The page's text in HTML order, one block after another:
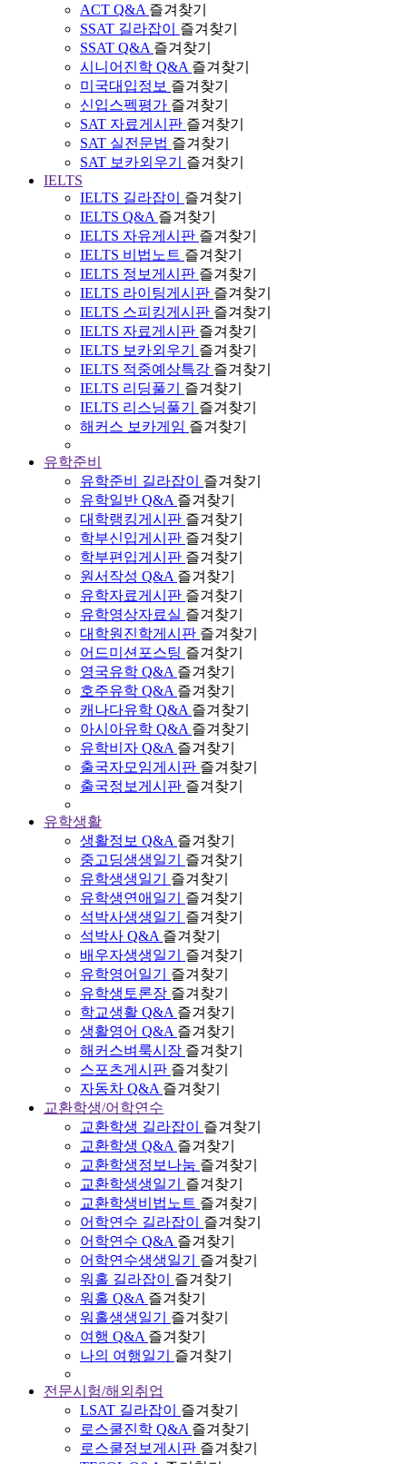
ACT Q&A 즐겨찾기
SSAT 길라잡이
즐겨찾기
SSAT Q&A 즐겨찾기
시니어진학 Q&A 즐겨찾기
미국대입정보 즐겨찾기
신입스펙평가 즐겨찾기
SAT 자료게시판 즐겨찾기
SAT 실전문법 즐겨찾기
SAT 보카외우기
즐겨찾기
IELTS
IELTS 길라잡이
즐겨찾기
IELTS Q&A 즐겨찾기
IELTS 자유게시판 즐겨찾기
IELTS 비법노트 즐겨찾기
IELTS 정보게시판 즐겨찾기
IELTS 라이팅게시판 즐겨찾기
IELTS 스피킹게시판 즐겨찾기
IELTS 자료게시판 즐겨찾기
IELTS 보카외우기
즐겨찾기
IELTS 적중예상특강 즐겨찾기
IELTS 리딩풀기
즐겨찾기
IELTS 리스닝풀기
즐겨찾기
해커스 보카게임 즐겨찾기
유학준비
유학준비 길라잡이
즐겨찾기
유학일반 Q&A 즐겨찾기
대학랭킹게시판 즐겨찾기
학부신입게시판 즐겨찾기
학부편입게시판 즐겨찾기
원서작성 Q&A 즐겨찾기
유학자료게시판 즐겨찾기
유학영상자료실 즐겨찾기
대학원진학게시판 즐겨찾기
어드미션포스팅 즐겨찾기
영국유학 Q&A 즐겨찾기
호주유학 Q&A 즐겨찾기
캐나다유학 Q&A 즐겨찾기
아시아유학 Q&A 즐겨찾기
유학비자 Q&A 즐겨찾기
출국자모임게시판 즐겨찾기
출국정보게시판 즐겨찾기
유학생활
생활정보 Q&A 즐겨찾기
중고딩생생일기
즐겨찾기
유학생생일기
즐겨찾기
유학생연애일기
즐겨찾기
석박사생생일기
즐겨찾기
석박사 Q&A 즐겨찾기
배우자생생일기
즐겨찾기
유학영어일기
즐겨찾기
유학생토론장 즐겨찾기
학교생활 Q&A 즐겨찾기
생활영어 Q&A 즐겨찾기
해커스벼룩시장 즐겨찾기
스포츠게시판 즐겨찾기
자동차 Q&A 즐겨찾기
교환학생/어학연수
교환학생 길라잡이
즐겨찾기
교환학생 Q&A 즐겨찾기
교환학생정보나눔 즐겨찾기
교환학생생일기
즐겨찾기
교환학생비법노트 즐겨찾기
어학연수 길라잡이
즐겨찾기
어학연수 Q&A 즐겨찾기
어학연수생생일기
즐겨찾기
워홀 길라잡이
즐겨찾기
워홀 Q&A 즐겨찾기
워홀생생일기
즐겨찾기
여행 Q&A 즐겨찾기
나의 여행일기
즐겨찾기
전문시험/해외취업
LSAT 길라잡이
즐겨찾기
로스쿨진학 Q&A 즐겨찾기
로스쿨정보게시판 즐겨찾기